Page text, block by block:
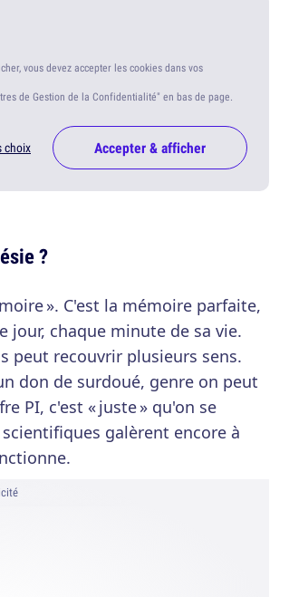
vous devez accepter les cookies dans vos
de Gestion de la Confidentialité" en bas de page.
choix Accepter & afficher
?
». C'est la mémoire parfaite,
jour, chaque minute de sa vie.
peut recouvrir plusieurs sens.
don de surdoué, genre on peut
PI, c'est « juste » qu'on se
galèrent encore à